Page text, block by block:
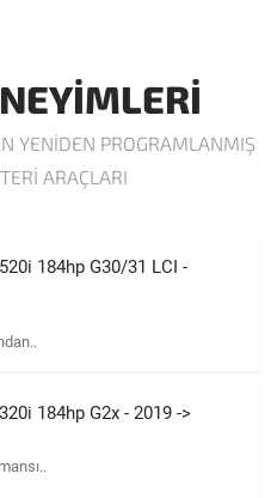
YENIDEN PROGRAMLANMIŞ
ARAÇLARI
184hp G30/31 LCI -
184hp G2x - 2019 ->